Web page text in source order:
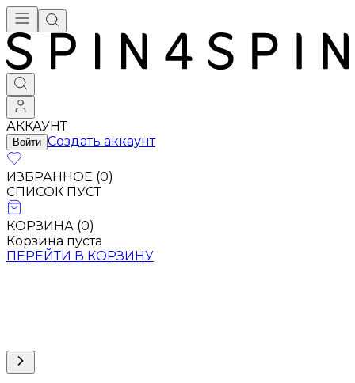
АККАУНТ
Войти Создать аккаунт
ИЗБРАННОЕ (0)
СПИСОК ПУСТ
КОРЗИНА (0)
Корзина пуста
ПЕРЕЙТИ В КОРЗИНУ